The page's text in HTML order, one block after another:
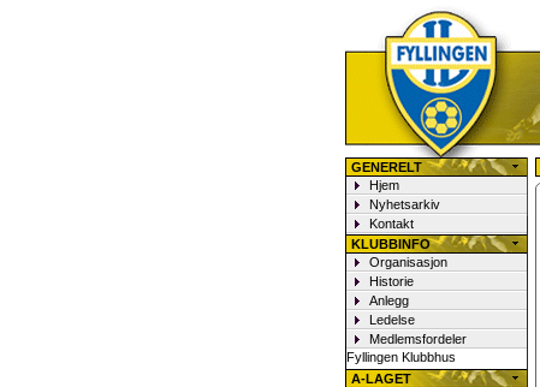
Fyllingen Fotball
GENERELT
Hjem
Nyhetsarkiv
Kontakt
KLUBBINFO
Organisasjon
Historie
Anlegg
Ledelse
Medlemsfordeler
Fyllingen Klubbhus
A-LAGET